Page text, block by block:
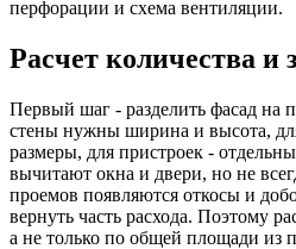
перфорации и схема вентиляции.
Расчет количества и
Первый шаг - разделить фасад на
стены нужны ширина и высота,
размеры, для пристроек -
вычитают окна и двери, но не
проемов появляются откосы и
вернуть часть расхода. Поэтому
а не только по общей площади из